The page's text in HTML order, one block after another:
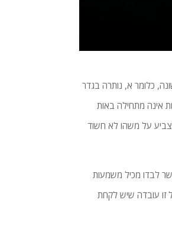
כלומר א, נותרה בגדר
אינה מתחילה באות
על משהו לא חשוד
לבדו מכיל משמעות
זו עובדה שיש לקחת